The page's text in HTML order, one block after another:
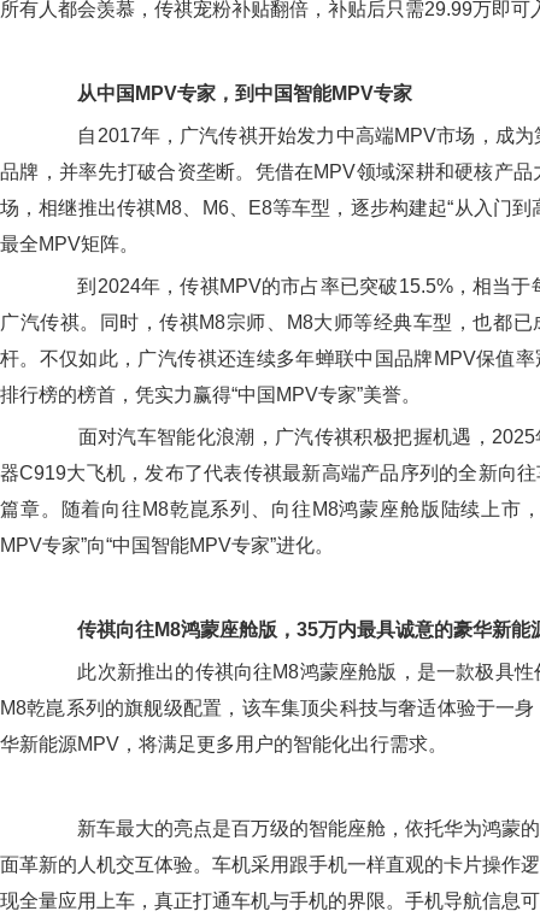
所有人都会羡慕，传祺宠粉补贴翻倍，补贴后只需29.99万即可
从中国MPV专家，到中国智能MPV专家
自2017年，广汽传祺开始发力中高端MPV市场，成为
品牌，并率先打破合资垄断。凭借在MPV领域深耕和硬核产
场，相继推出传祺M8、M6、E8等车型，逐步构建起“从入门到
最全MPV矩阵。
到2024年，传祺MPV的市占率已突破15.5%，相当于
广汽传祺。同时，传祺M8宗师、M8大师等经典车型，也都
杆。不仅如此，广汽传祺还连续多年蝉联中国品牌MPV保值
排行榜的榜首，凭实力赢得“中国MPV专家”美誉。
面对汽车智能化浪潮，广汽传祺积极把握机遇，2025
器C919大飞机，发布了代表传祺最新高端产品序列的全新向
篇章。随着向往M8乾崑系列、向往M8鸿蒙座舱版陆续上市
MPV专家”向“中国智能MPV专家”进化。
传祺向往M8鸿蒙座舱版，35万内最具诚意的豪华新能
此次新推出的传祺向往M8鸿蒙座舱版，是一款极具性
M8乾崑系列的旗舰级配置，该车集顶尖科技与奢适体验于一
华新能源MPV，将满足更多用户的智能化出行需求。
新车最大的亮点是百万级的智能座舱，依托华为鸿蒙的
面革新的人机交互体验。车机采用跟手机一样直观的卡片操作
现全量应用上车，真正打通车机与手机的界限。手机导航信息